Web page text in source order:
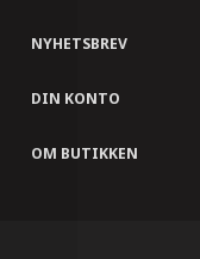
NYHETSBREV
DIN KONTO
OM BUTIKKEN